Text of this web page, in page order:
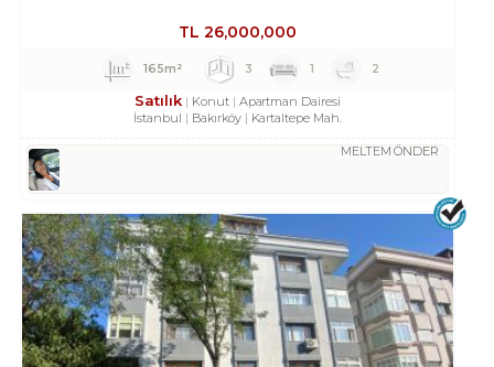
TL 26,000,000
165m² 3 1 2
Satılık Konut
Apartman Dairesi
İstanbul
Bakırköy Kartaltepe Mah.
MELTEM ÖNDER